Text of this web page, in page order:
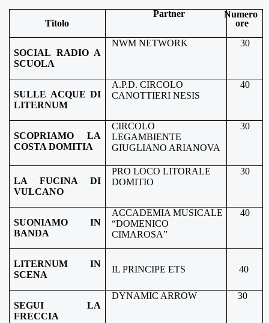
Titolo
Partner
Numero
ore
SOCIAL RADIO A
SCUOLA
NWM NETWORK 30
SULLE ACQUE DI
LITERNUM
A.P.D. CIRCOLO
CANOTTIERI NESIS
40
SCOPRIAMO LA
COSTA DOMITIA
CIRCOLO
LEGAMBIENTE
GIUGLIANO ARIANOVA
30
LA FUCINA DI
VULCANO
PRO LOCO LITORALE
DOMITIO
30
SUONIAMO IN
BANDA
ACCADEMIA MUSICALE
“DOMENICO
CIMAROSA”
40
LITERNUM IN
SCENA
IL PRINCIPE ETS 40
SEGUI LA
FRECCIA
DYNAMIC ARROW 30